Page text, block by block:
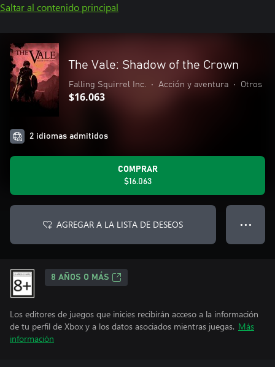
Saltar al contenido principal
The Vale: Shadow of the Crown
Falling Squirrel Inc. • Acción y aventura • Otros
$16.063
2 idiomas admitidos
COMPRAR
$16.063
AGREGAR A LA LISTA DE DESEOS ● ● ●
8 AÑOS O MÁS
Los editores de juegos que inicies recibirán acceso a la información
de tu perfil de Xbox y a los datos asociados mientras juegas. Más
información